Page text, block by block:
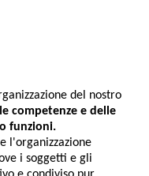
del nostro
competenze e delle
funzioni.
l'organizzazione
i soggetti e gli